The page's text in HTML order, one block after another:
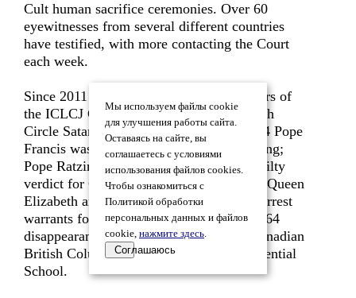
Cult human sacrifice ceremonies. Over 60
eyewitnesses from several different countries
have testified, with more contacting the Court
each week.
Since 2011 six judges and 28 jury members of
the ICLCJ Court have been litigating Ninth
Circle Satanic Cult members. In Aug 2014 Pope
Francis was found guilty of child trafficking;
Pope Ratzinger resigned after his 2013 guilty
verdict for Crimes Against Humanity and Queen
Elizabeth and Prince Phillip were issued arrest
warrants for their guilty verdicts in the 1964
disappearance of ten children from the Canadian
British Columbia Kamloops Native Residential
School.
Мы используем файлы cookie
для улучшения работы сайта.
Оставаясь на сайте, вы
соглашаетесь с условиями
использования файлов cookies.
Чтобы ознакомиться с
Политикой обработки
персональных данных и файлов
cookie, нажмите здесь.
Соглашаюсь